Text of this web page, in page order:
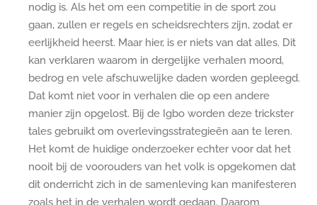
nodig is. Als het om een competitie in de sport zou
gaan, zullen er regels en scheidsrechters zijn, zodat er
eerlijkheid heerst. Maar hier, is er niets van dat alles. Dit
kan verklaren waarom in dergelijke verhalen moord,
bedrog en vele afschuwelijke daden worden gepleegd.
Dat komt niet voor in verhalen die op een andere
manier zijn opgelost. Bij de Igbo worden deze trickster
tales gebruikt om overlevingsstrategieën aan te leren.
Het komt de huidige onderzoeker echter voor dat het
nooit bij de voorouders van het volk is opgekomen dat
dit onderricht zich in de samenleving kan manifesteren
zoals het in de verhalen wordt gedaan. Daarom